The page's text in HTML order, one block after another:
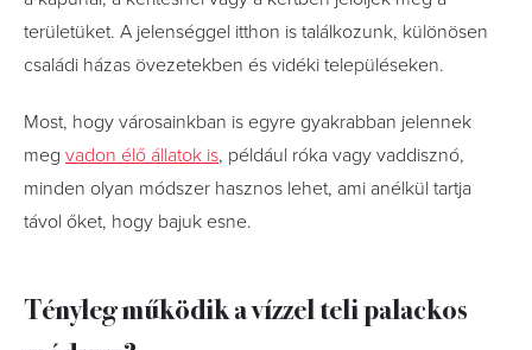
területüket. A jelenséggel itthon is találkozunk, különösen
családi házas övezetekben és vidéki településeken.
Most, hogy városainkban is egyre gyakrabban jelennek
meg vadon élő állatok is, például róka vagy vaddisznó,
minden olyan módszer hasznos lehet, ami anélkül tartja
távol őket, hogy bajuk esne.
Tényleg működik a vízzel teli palackos